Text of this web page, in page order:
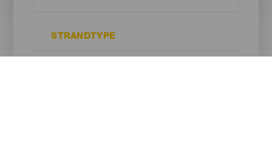
STRANDTYPE